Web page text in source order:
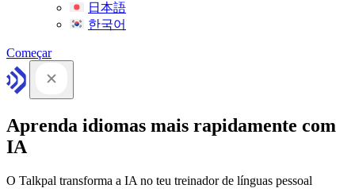
日本語
한국어
Começar
Aprenda idiomas mais rapidamente com
IA
O Talkpal transforma a IA no teu treinador de línguas pessoal